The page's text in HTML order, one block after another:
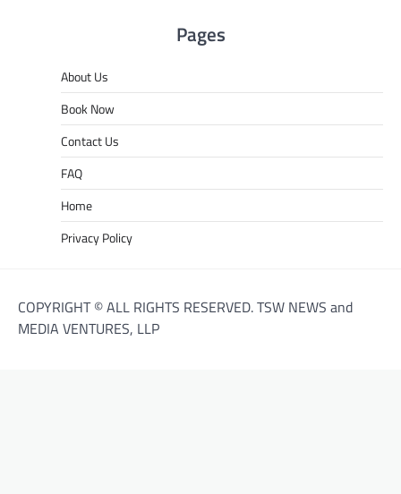
Pages
About Us
Book Now
Contact Us
FAQ
Home
Privacy Policy
COPYRIGHT © ALL RIGHTS RESERVED. TSW NEWS and
MEDIA VENTURES, LLP